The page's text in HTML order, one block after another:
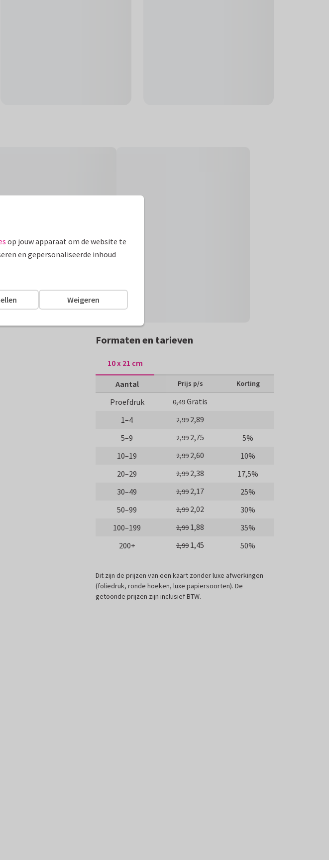
Formaten en tarieven
10 x 21 cm
Aantal Prijs p/s Korting
Proefdruk 0,49Gratis
1–4
2,99 2,89
5–9
2,99 2,75
5%
10–19
2,99 2,60
10%
20–29
2,99 2,38
17,5%
30–49
2,99 2,17
25%
50–99
2,99 2,02
30%
100–199
2,99 1,88
35%
200+
2,99 1,45 50%
Dit zijn de prijzen van een kaart zonder luxe afwerkingen
(foliedruk, ronde hoeken, luxe papiersoorten). De
getoonde prijzen zijn inclusief BTW.
op jouw apparaat om de website te
en gepersonaliseerde inhoud
Weigeren